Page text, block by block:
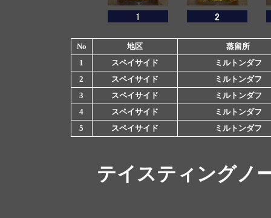
No 地区
蒸留所
1
スペイサイド
ミルトンダフ
2
スペイサイド
ミルトンダフ
3
スペイサイド
ミルトンダフ
4
スペイサイド
ミルトンダフ
5
スペイサイド ミルトンダフ
テイスティングノ